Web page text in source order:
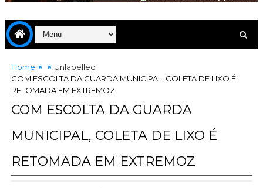
Home
Unlabelled
COM ESCOLTA DA GUARDA MUNICIPAL, COLETA DE LIXO É
RETOMADA EM EXTREMOZ
COM ESCOLTA DA GUARDA
MUNICIPAL, COLETA DE LIXO É
RETOMADA EM EXTREMOZ